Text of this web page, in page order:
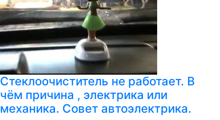
Стеклоочиститель не работает. В
чём причина , электрика или
механика. Совет автоэлектрика.